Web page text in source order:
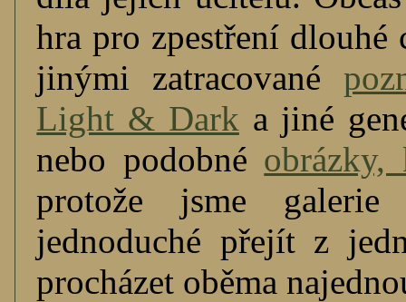
hra pro zpestření
jinými zatracované
Light & Dark a jiné
nebo podobné obrázky,
protože jsme
jednoduché přejít z
procházet oběma